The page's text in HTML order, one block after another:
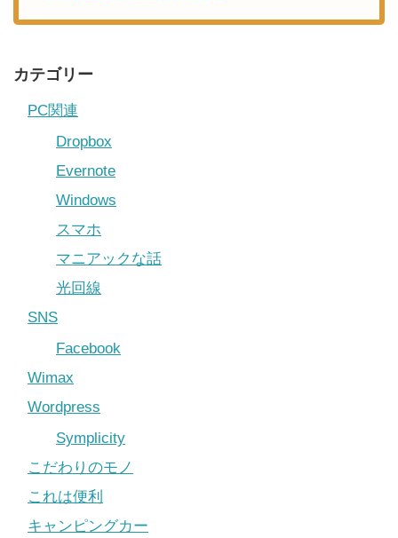
カテゴリー
PC関連
Dropbox
Evernote
Windows
スマホ
マニアックな話
光回線
SNS
Facebook
Wimax
Wordpress
Symplicity
こだわりのモノ
これは便利
キャンピングカー